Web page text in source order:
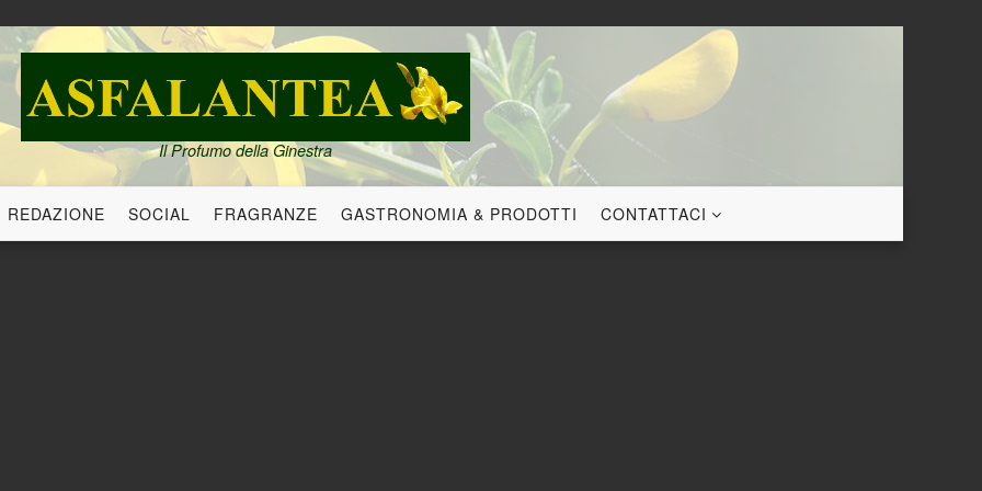
Il Profumo della Ginestra
REDAZIONE SOCIAL FRAGRANZE GASTRONOMIA & PRODOTTI CONTATTACI